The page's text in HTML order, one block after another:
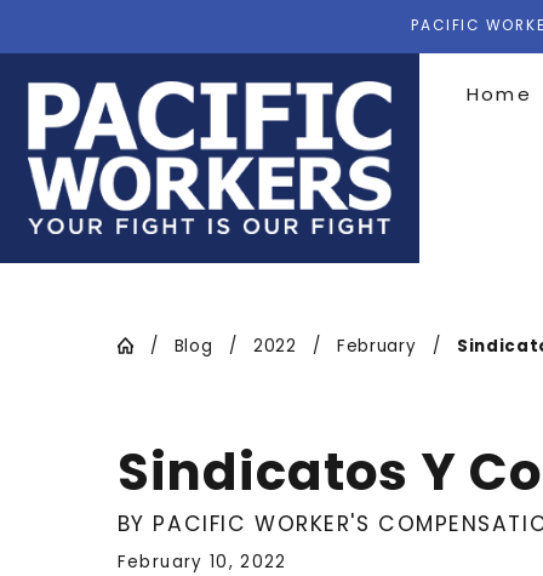
PACIFIC
Home
Blog 2022 February
Sindicatos Y
BY PACIFIC WORKER'S
February 10, 2022